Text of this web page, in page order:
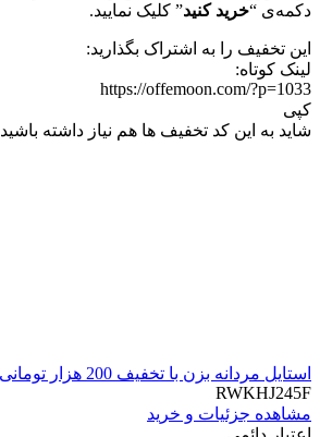
دکمه‌ی “خرید کنید” کلیک نمایید.
این تخفیف را به اشتراک بگذارید:
لینک کوتاه:
https://offemoon.com/?p=1033
کپی
شاید به این کد تخفیف ها هم نیاز داشته باشید
استایل مردانه بزن با تخفیف 200 هزار تومانی دیجی استایل
RWKHJ245F
مشاهده جزئیات و خرید